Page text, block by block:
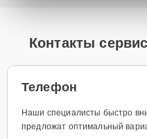
Контакты
Телефон
Наши специалисты быстро
предложат оптимальный